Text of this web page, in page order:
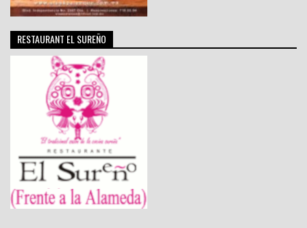
RESTAURANT EL SUREÑO